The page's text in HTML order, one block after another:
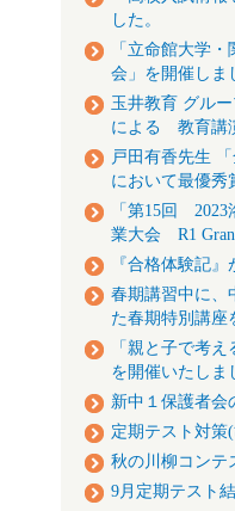
した。
「立命館大学
会」を開催しま
玉井教育 グル
による 教育講
戸田有香先生
において最優秀
「第15回
業大会 R1
『合格体験記
春期講習中に、
た春期特別講座
「親と子で考え
を開催いたしま
新中１保護者会
定期テスト対策
秋の川柳コンテ
9月定期テスト